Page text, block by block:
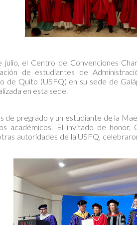
julio, el Centro de Convenciones
de estudiantes de
de Quito (USFQ) en su sede de
en esta sede.
de pregrado y un estudiante de la
académicos. El invitado de
autoridades de la USFQ,